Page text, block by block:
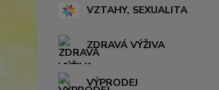
VZTAHY, SEXUALITA
ZDRAVÁ VÝŽIVA
VÝPRODEJ